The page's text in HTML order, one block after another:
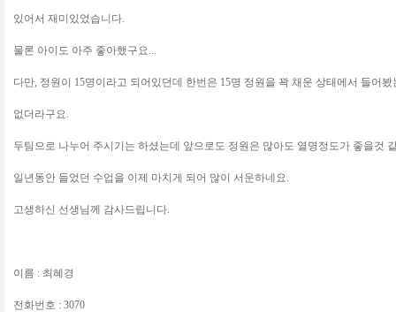
있어서 재미있었습니다.
물론 아이도 아주 좋아했구요...
다만, 정원이 15명이라고 되어있던데 한번은 15명 정원을 꽉 채운 상태에서 들어
없더라구요.
두팀으로 나누어 주시기는 하셨는데 앞으로도 정원은 많아도 열명정도가 좋을것
일년동안 들었던 수업을 이제 마치게 되어 많이 서운하네요.
고생하신 선생님께 감사드립니다.
이름 : 최혜경
전화번호 : 3070